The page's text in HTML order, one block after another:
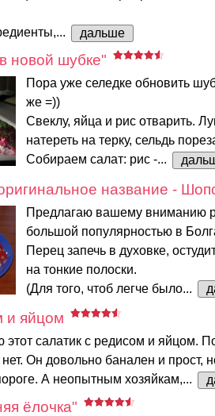
дальше
новой шубке"
Пора уже селедке обновить
же =))
Свеклу, яйца и рис отварить.
натереть на терку, сельдь
Собираем салат: рис -...
название -
Предлагаю вашему вниманию
большой популярностью в
Перец запечь в духовке,
на тонкие полоски.
(Для того, чтоб легче было...
и яйцом
этот салатик с редисом и яйцом.
Он довольно банален и прост,
А неопытным хозяйкам,...
ёлочка"